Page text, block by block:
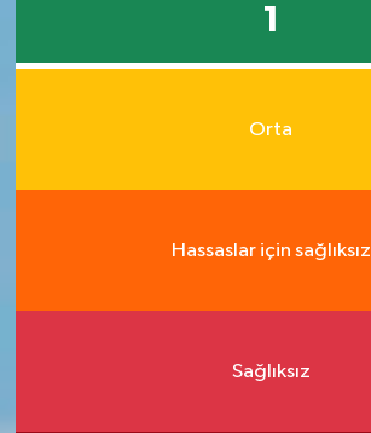
1
Orta
Hassaslar için sağlıksız
Sağlıksız